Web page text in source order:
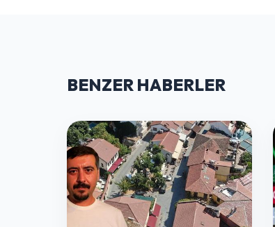
BENZER HABERLER